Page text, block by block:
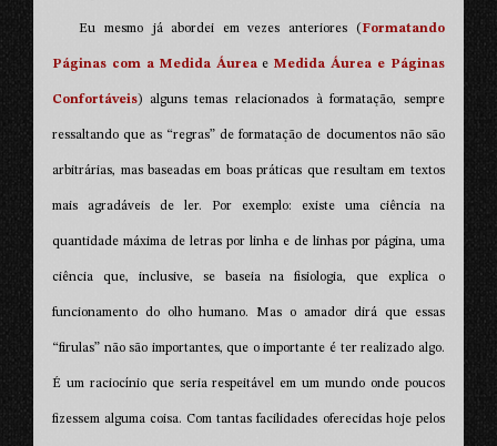
Eu mesmo já abordei em vezes anteriores (Formatando
Páginas com a Medida ÁureaeMedida Áurea e Páginas
Confortáveis) alguns temas relacionados à formatação, sempre
ressaltando que as “regras” de formatação de documentos não são
arbitrárias, mas baseadas em boas práticas que resultam em textos
mais agradáveis de ler. Por exemplo: existe uma ciência na
quantidade máxima de letras por linha e de linhas por página, uma
ciência que, inclusive, se baseia na fisiologia, que explica o
funcionamento do olho humano. Mas o amador dirá que essas
“firulas” não são importantes, que o importante é ter realizado algo.
É um raciocínio que seria respeitável em um mundo onde poucos
fizessem alguma coisa. Com tantas facilidades oferecidas hoje pelos